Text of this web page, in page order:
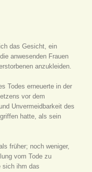
das Gesicht, ein
anwesenden Frauen
anzukleiden.
Todes erneuerte in der
vor dem
Unvermeidbarkeit des
hatte, als sein
früher; noch weniger,
vom Tode zu
sich ihm das